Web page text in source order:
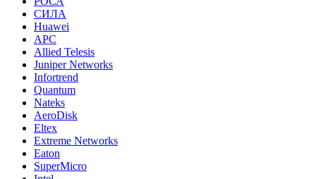
СИЛА
Huawei
APC
Allied Telesis
Juniper Networks
Infortrend
Quantum
Nateks
AeroDisk
Eltex
Extreme Networks
Eaton
SuperMicro